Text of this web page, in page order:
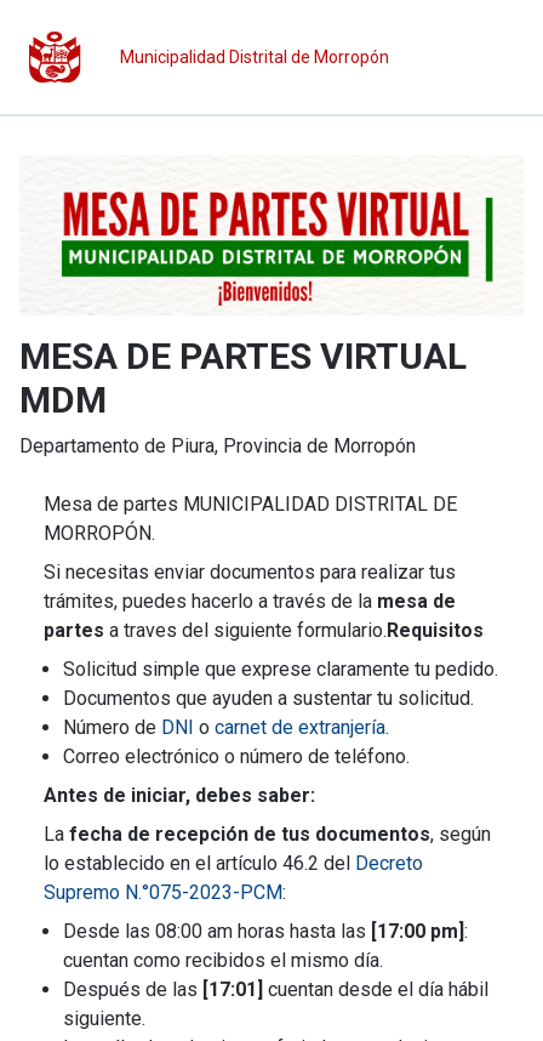
Municipalidad Distrital de Morropón
MESA DE PARTES VIRTUAL
MDM
Departamento de Piura, Provincia de Morropón
Mesa de partes MUNICIPALIDAD DISTRITAL DE
MORROPÓN.
Si necesitas enviar documentos para realizar tus
trámites, puedes hacerlo a través de la mesa de
partes a traves del siguiente formulario.Requisitos
Solicitud simple que exprese claramente tu pedido.
Documentos que ayuden a sustentar tu solicitud.
Número de DNI o carnet de extranjería.
Correo electrónico o número de teléfono.
Antes de iniciar, debes saber:
La fecha de recepción de tus documentos, según
lo establecido en el artículo 46.2 del Decreto
Supremo N.°075-2023-PCM:
Desde las 08:00 am horas hasta las [17:00 pm]:
cuentan como recibidos el mismo día.
Después de las [17:01] cuentan desde el día hábil
siguiente.